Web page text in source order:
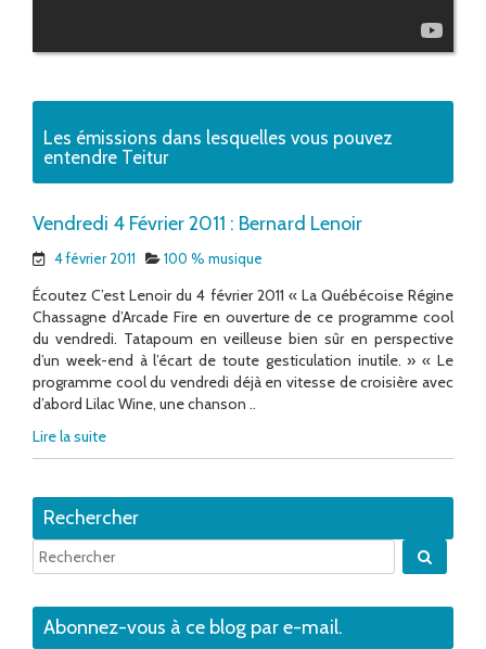
Les émissions dans lesquelles vous pouvez
entendre Teitur
Vendredi 4 Février 2011 : Bernard Lenoir
4 février 2011 100 % musique
Écoutez C’est Lenoir du 4 février 2011 « La Québécoise Régine
Chassagne d’Arcade Fire en ouverture de ce programme cool
du vendredi. Tatapoum en veilleuse bien sûr en perspective
d’un week-end à l’écart de toute gesticulation inutile. » « Le
programme cool du vendredi déjà en vitesse de croisière avec
d’abord Lilac Wine, une chanson ..
Lire la suite
Rechercher
Abonnez-vous à ce blog par e-mail.